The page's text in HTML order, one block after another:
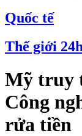
Quốc tế
Thế giới
Mỹ truy
Công
rửa tiền